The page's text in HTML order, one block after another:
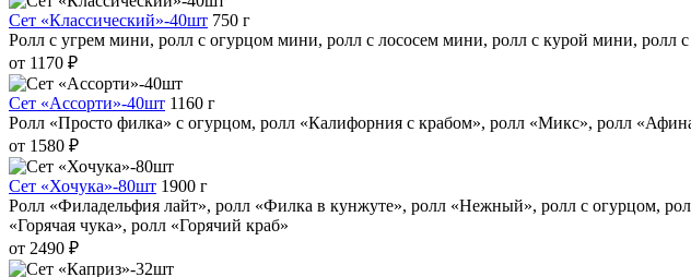
Сет «Классический»-40шт 750 г
Ролл с угрем мини, ролл с огурцом мини, ролл с лососем мини, ролл с курой мини, ролл
от 1170 ₽
Сет «Ассорти»-40шт 1160 г
Ролл «Просто филка» с огурцом, ролл «Калифорния с крабом», ролл «Микс», ролл
от 1580 ₽
Сет «Хочука»-80шт 1900 г
Ролл «Филадельфия лайт», ролл «Филка в кунжуте», ролл «Нежный», ролл с огурцом,
«Горячая чука», ролл «Горячий краб»
от 2490 ₽